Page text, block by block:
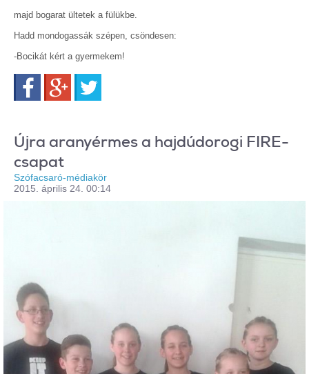
majd bogarat ültetek a fülükbe.
Hadd mondogassák szépen, csöndesen:
-Bocikát kért a gyermekem!
FacebookGoogle+
Újra aranyérmes a hajdúdorogi FIRE-
csapat
Szófacsaró-médiakör
2015. április 24. 00:14